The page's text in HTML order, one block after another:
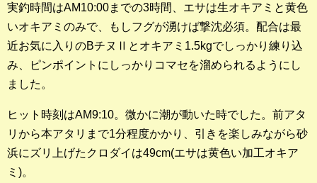
実釣時間はAM10:00までの3時間、エサは生オキアミと黄色
いオキアミのみで、もしフグが湧けば撃沈必須。配合は最
近お気に入りのBチヌⅡとオキアミ1.5kgでしっかり練り込
み、ピンポイントにしっかりコマセを溜められるようにし
ました。
ヒット時刻はAM9:10。微かに潮が動いた時でした。前アタ
リから本アタリまで1分程度かかり、引きを楽しみながら砂
浜にズリ上げたクロダイは49cm(エサは黄色い加工オキア
ミ)。
クロダイ部門
メジナ部門
シロギス部門
過去の釣果ランキング
ブログ・釣行記